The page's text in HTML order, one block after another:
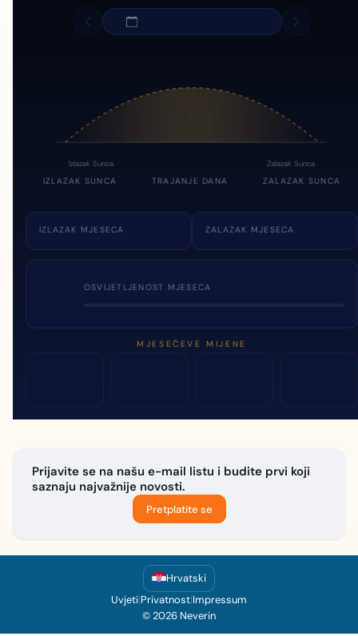
Izlazak Sunca Zalazak Sunca
IZLAZAK SUNCA TRAJANJE DANA ZALAZAK SUNCA
IZLAZAK MJESECA ZALAZAK MJESECA
OSVIJETLJENOST MJESECA
MJESEČEVE MIJENE
Prijavite se na našu e-mail listu i budite prvi koji
saznaju najvažnije novosti.
Pretplatite se
Hrvatski
Uvjeti|Privatnost|Impressum
© 2026 Neverin